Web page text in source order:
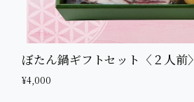
ぼたん鍋ギフトセット〈２人前〉
¥4,000